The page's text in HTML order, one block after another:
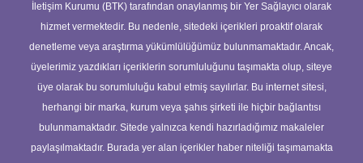
İletişim Kurumu (BTK) tarafından onaylanmış bir Yer Sağlayıcı olarak
hizmet vermektedir. Bu nedenle, sitedeki içerikleri proaktif olarak
denetleme veya araştırma yükümlülüğümüz bulunmamaktadır. Ancak,
üyelerimiz yazdıkları içeriklerin sorumluluğunu taşımakta olup, siteye
üye olarak bu sorumluluğu kabul etmiş sayılırlar. Bu internet sitesi,
herhangi bir marka, kurum veya şahıs şirketi ile hiçbir bağlantısı
bulunmamaktadır. Sitede yalnızca kendi hazırladığımız makaleler
paylaşılmaktadır. Burada yer alan içerikler haber niteliği taşımamakta